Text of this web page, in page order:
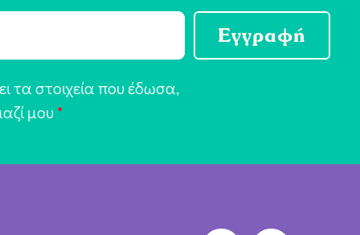
τα στοιχεία που έδωσα,
μου *
Εγγραφή